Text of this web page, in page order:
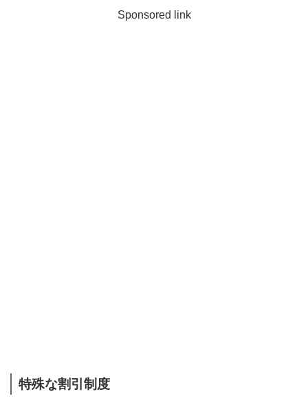
Sponsored link
特殊な割引制度